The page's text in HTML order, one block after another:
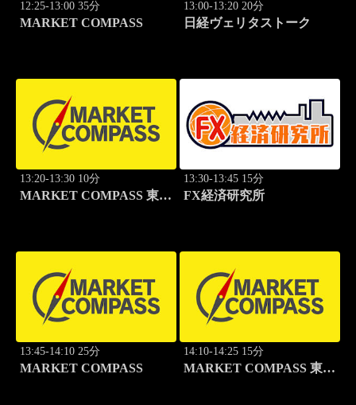
12:25-13:00 35分
MARKET COMPASS
13:00-13:20 20分
日経ヴェリタストーク
13:20-13:30 10分
MARKET COMPASS 東証
13:30-13:45 15分
FX経済研究所
13:45-14:10 25分
MARKET COMPASS
14:10-14:25 15分
MARKET COMPASS 東証